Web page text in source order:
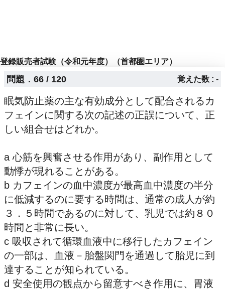
登録販売者試験（令和元年度）（首都圏エリア）
問題．66 / 120 覚えた数 : -
眠気防止薬の主な有効成分として配合されるカ
フェインに関する次の記述の正誤について、正
しい組合せはどれか。
a 心筋を興奮させる作用があり、副作用として
動悸が現れることがある。
b カフェインの血中濃度が最高血中濃度の半分
に低減するのに要する時間は、通常の成人が約
３．５時間であるのに対して、乳児では約８０
時間と非常に長い。
c 吸収されて循環血液中に移行したカフェイン
の一部は、血液－胎盤関門を通過して胎児に到
達することが知られている。
d 安全使用の観点から留意すべき作用に、胃液